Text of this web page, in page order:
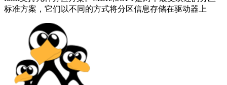
标准方案，它们以不同的方式将分区信息存储在驱动器上